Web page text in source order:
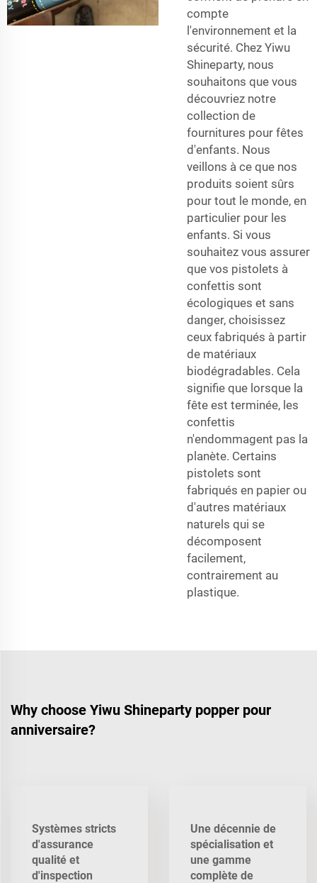
compte
l'environnement et la
sécurité. Chez Yiwu
Shineparty, nous
souhaitons que vous
découvriez notre
collection de
fournitures pour fêtes
d'enfants. Nous
veillons à ce que nos
produits soient sûrs
pour tout le monde, en
particulier pour les
enfants. Si vous
souhaitez vous assurer
que vos pistolets à
confettis sont
écologiques et sans
danger, choisissez
ceux fabriqués à partir
de matériaux
biodégradables. Cela
signifie que lorsque la
fête est terminée, les
confettis
n'endommagent pas la
planète. Certains
pistolets sont
fabriqués en papier ou
d'autres matériaux
naturels qui se
décomposent
facilement,
contrairement au
plastique.
Why choose Yiwu Shineparty popper pour
anniversaire?
Systèmes stricts
d'assurance
qualité et
d'inspection
Une décennie de
spécialisation et
une gamme
complète de